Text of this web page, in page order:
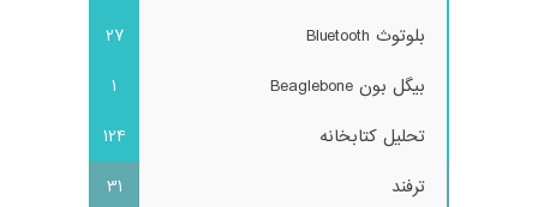
بلوتوث Bluetooth
27
بیگل بون Beaglebone
1
تحلیل کتابخانه
124
ترفند
31